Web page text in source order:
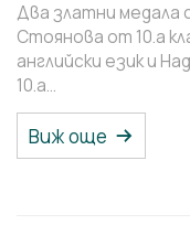
Два златни медала
Стоянова от 10.а
английски език и
10.а…
Виж още